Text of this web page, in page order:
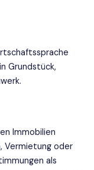
Grundstück,
Immobilien
Vermietung oder
als